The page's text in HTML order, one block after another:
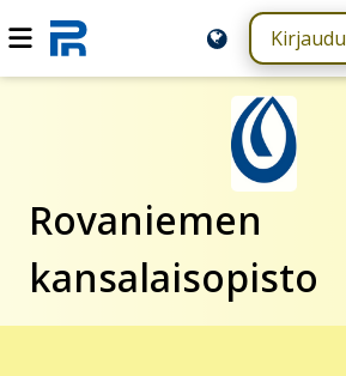
Kirjaudu
Rovaniemen
kansalaisopisto